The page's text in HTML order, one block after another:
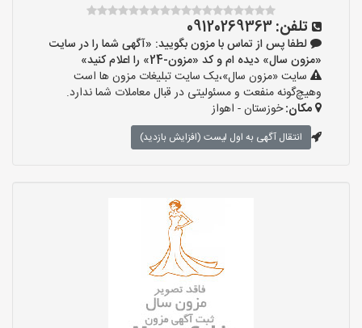
تلفن:09120269363
لطفا پس از تماس با مزون بگویید: «آگهی شما را در سایت
«مزون سال» دیده ام و کد «مزون-24» را اعلام کنید»
سایت «مزون سال»،یک سایت تبلیغات مزون ها است
وهیچ‌گونه منفعت و مسئولیتی در قبال معاملات شما ندارد.
مکان:خوزستان - اهواز
انتقال آگهی به اول لیست (افزایش بازدید)